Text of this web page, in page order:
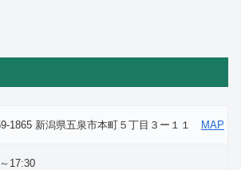
1865 新潟県五泉市本町５丁目３ー１１ MAP
17:30